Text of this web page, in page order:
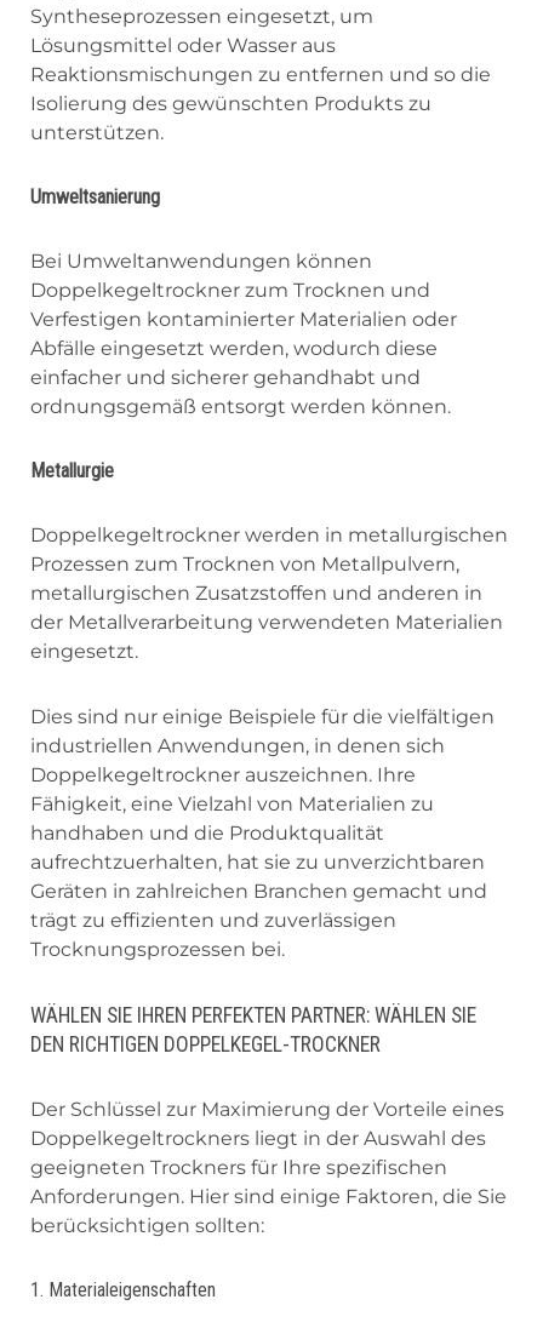
Syntheseprozessen eingesetzt, um
Lösungsmittel oder Wasser aus
Reaktionsmischungen zu entfernen und so die
Isolierung des gewünschten Produkts zu
unterstützen.
Umweltsanierung
Bei Umweltanwendungen können
Doppelkegeltrockner zum Trocknen und
Verfestigen kontaminierter Materialien oder
Abfälle eingesetzt werden, wodurch diese
einfacher und sicherer gehandhabt und
ordnungsgemäß entsorgt werden können.
Metallurgie
Doppelkegeltrockner werden in metallurgischen
Prozessen zum Trocknen von Metallpulvern,
metallurgischen Zusatzstoffen und anderen in
der Metallverarbeitung verwendeten Materialien
eingesetzt.
Dies sind nur einige Beispiele für die vielfältigen
industriellen Anwendungen, in denen sich
Doppelkegeltrockner auszeichnen. Ihre
Fähigkeit, eine Vielzahl von Materialien zu
handhaben und die Produktqualität
aufrechtzuerhalten, hat sie zu unverzichtbaren
Geräten in zahlreichen Branchen gemacht und
trägt zu effizienten und zuverlässigen
Trocknungsprozessen bei.
WÄHLEN SIE IHREN PERFEKTEN PARTNER: WÄHLEN SIE
DEN RICHTIGEN DOPPELKEGEL-TROCKNER
Der Schlüssel zur Maximierung der Vorteile eines
Doppelkegeltrockners liegt in der Auswahl des
geeigneten Trockners für Ihre spezifischen
Anforderungen. Hier sind einige Faktoren, die Sie
berücksichtigen sollten:
1. Materialeigenschaften